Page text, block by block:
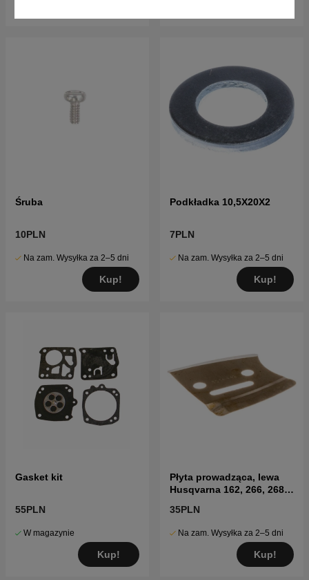
Śruba
10PLN
Na zam. Wysyłka za 2–5 dni
Kup!
Podkładka 10,5X20X2
7PLN
Na zam. Wysyłka za 2–5 dni
Kup!
Gasket kit
55PLN
W magazynie
Kup!
Płyta prowadząca, lewa
Husqvarna 162, 266, 268,
35PLN
Na zam. Wysyłka za 2–5 dni
Kup!